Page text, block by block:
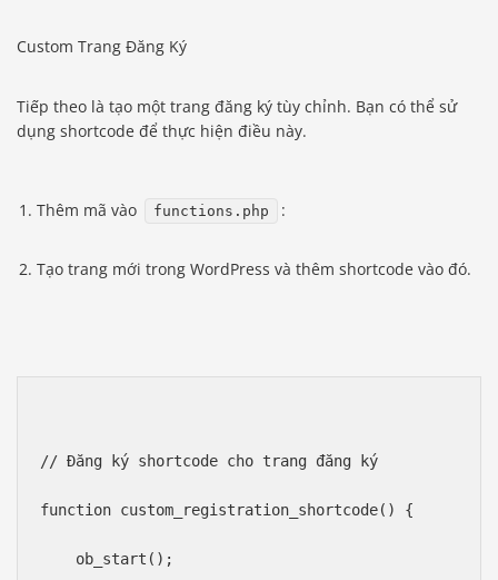
Custom Trang Đăng Ký
Tiếp theo là tạo một trang đăng ký tùy chỉnh. Bạn có thể sử
dụng shortcode để thực hiện điều này.
Thêm mã vào functions.php :
Tạo trang mới trong WordPress và thêm shortcode vào đó.
// Đăng ký shortcode cho trang đăng ký
function custom_registration_shortcode() {
    ob_start();